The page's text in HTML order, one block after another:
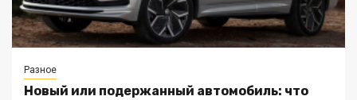
Разное
Новый или подержанный автомобиль: что